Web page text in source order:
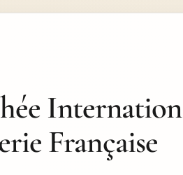
Française